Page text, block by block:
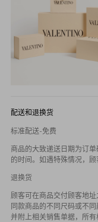
配送和退换货
标准配送-免费
商品的大致递送日期为订
的时间。如遇特殊情况，顾
退换货
顾客可在商品交付顾客地
同款商品的不同尺码或不
并附上相关销售单据，所